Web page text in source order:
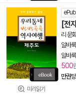
미리읽기
ePub
[전
리 문
알바
알바
500
만권